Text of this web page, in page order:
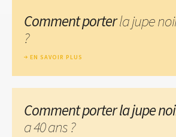
Comment porterla jupe
?
EN SAVOIR PLUS
Comment porter la jupe
a 40 ans ?